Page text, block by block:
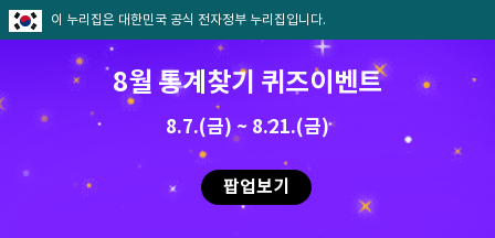
이 누리집은 대한민국 공식 전자정부 누리집입니다.
8월 통계찾기 퀴즈이벤트
8.7.(금) ~ 8.21.(금)
팝업보기